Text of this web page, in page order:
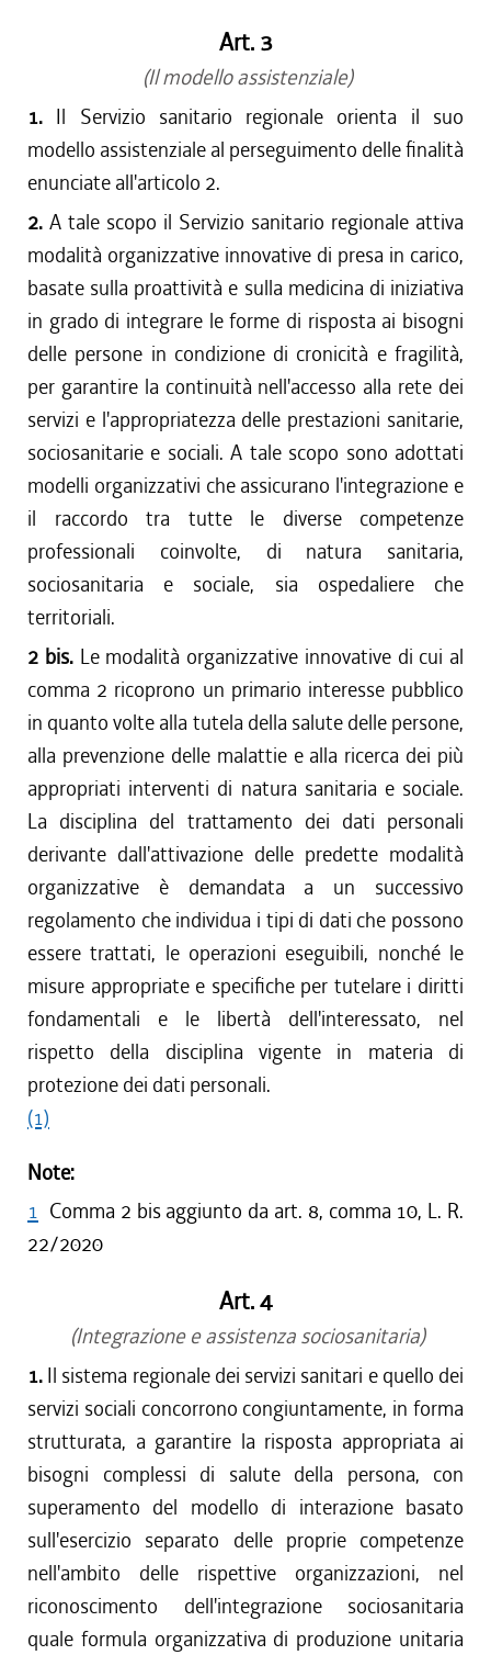
Art. 3
(Il modello assistenziale)
1. Il Servizio sanitario regionale orienta il suo
modello assistenziale al perseguimento delle finalità
enunciate all'articolo 2.
2. A tale scopo il Servizio sanitario regionale attiva
modalità organizzative innovative di presa in carico,
basate sulla proattività e sulla medicina di iniziativa
in grado di integrare le forme di risposta ai bisogni
delle persone in condizione di cronicità e fragilità,
per garantire la continuità nell'accesso alla rete dei
servizi e l'appropriatezza delle prestazioni sanitarie,
sociosanitarie e sociali. A tale scopo sono adottati
modelli organizzativi che assicurano l'integrazione e
il raccordo tra tutte le diverse competenze
professionali coinvolte, di natura sanitaria,
sociosanitaria e sociale, sia ospedaliere che
territoriali.
2 bis. Le modalità organizzative innovative di cui al
comma 2 ricoprono un primario interesse pubblico
in quanto volte alla tutela della salute delle persone,
alla prevenzione delle malattie e alla ricerca dei più
appropriati interventi di natura sanitaria e sociale.
La disciplina del trattamento dei dati personali
derivante dall'attivazione delle predette modalità
organizzative è demandata a un successivo
regolamento che individua i tipi di dati che possono
essere trattati, le operazioni eseguibili, nonché le
misure appropriate e specifiche per tutelare i diritti
fondamentali e le libertà dell'interessato, nel
rispetto della disciplina vigente in materia di
protezione dei dati personali.
(1)
Note:
1 Comma 2 bis aggiunto da art. 8, comma 10, L. R.
22/2020
Art. 4
(Integrazione e assistenza sociosanitaria)
1. Il sistema regionale dei servizi sanitari e quello dei
servizi sociali concorrono congiuntamente, in forma
strutturata, a garantire la risposta appropriata ai
bisogni complessi di salute della persona, con
superamento del modello di interazione basato
sull'esercizio separato delle proprie competenze
nell'ambito delle rispettive organizzazioni, nel
riconoscimento dell'integrazione sociosanitaria
quale formula organizzativa di produzione unitaria